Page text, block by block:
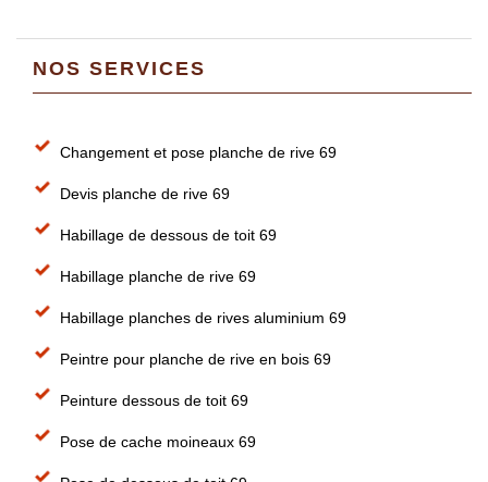
NOS SERVICES
Changement et pose planche de rive 69
Devis planche de rive 69
Habillage de dessous de toit 69
Habillage planche de rive 69
Habillage planches de rives aluminium 69
Peintre pour planche de rive en bois 69
Peinture dessous de toit 69
Pose de cache moineaux 69